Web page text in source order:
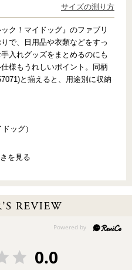
サイズの測り方
ク！マイドッグ』のファブリ
で、日用品や衣類などをすっ
入れグッズをまとめるのにも
様もうれしいポイント。同柄
と揃えると、用途別に収納
ッグ）
んなのベストショットが勢揃
0.0